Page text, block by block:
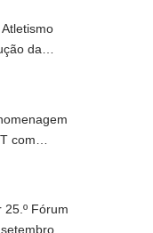
da
com
25.º Fórum